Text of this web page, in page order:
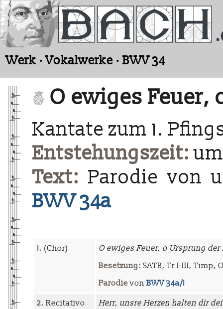
Werk · Vokalwerke · BWV 34
O ewiges Feuer,
Kantate zum 1.
Entstehungszeit:
Text: Parodie von
BWV 34a
1. (Chor)
O ewiges Feuer, o Ursprung der
Besetzung: SATB, Tr I-III, Timp,
Parodie von BWV 34a/1
2. Recitativo
Herr, unsre Herzen halten dir